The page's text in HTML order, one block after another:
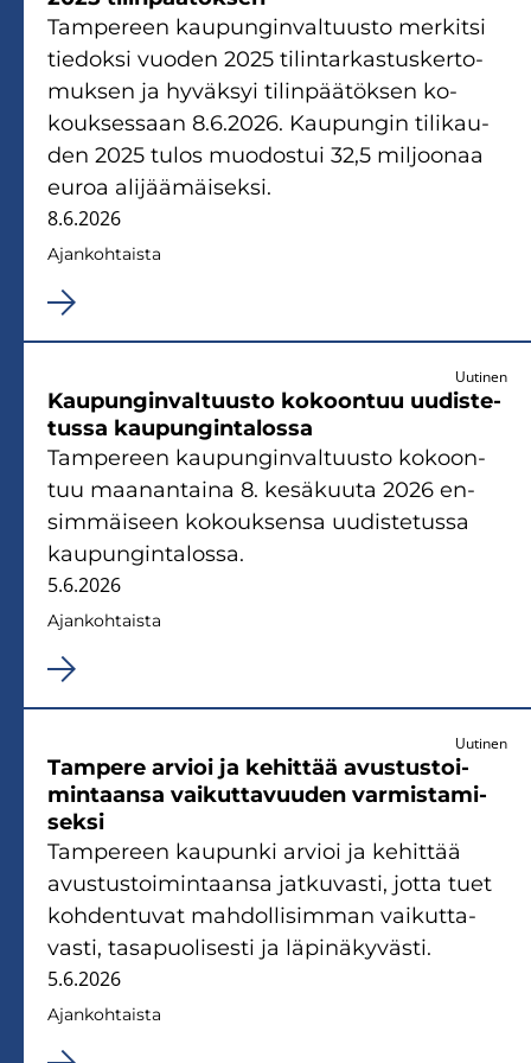
Tam­pe­reen kau­pun­gin­val­tuus­to mer­kit­si
tie­dok­si vuo­den 2025 ti­lin­tar­kas­tus­ker­to­
muk­sen ja hy­väk­syi ti­lin­pää­tök­sen ko­
kouk­ses­saan 8.6.2026. Kau­pun­gin ti­li­kau­
den 2025 tulos muo­dos­tui 32,5 mil­joo­naa
euroa ali­jää­mäi­sek­si.
8.6.2026
Ajan­koh­tais­ta
Uutinen
Kau­pun­gin­val­tuus­to ko­koon­tuu uu­dis­te­
tus­sa kau­pun­gin­ta­los­sa
Tam­pe­reen kau­pun­gin­val­tuus­to ko­koon­
tuu maa­nan­tai­na 8. ke­sä­kuu­ta 2026 en­
sim­mäi­seen ko­kouk­sen­sa uu­dis­te­tus­sa
kau­pun­gin­ta­los­sa.
5.6.2026
Ajan­koh­tais­ta
Uutinen
Tam­pe­re ar­vioi ja ke­hit­tää avus­tus­toi­
min­taan­sa vai­kut­ta­vuu­den var­mis­ta­mi­
sek­si
Tam­pe­reen kau­pun­ki ar­vioi ja ke­hit­tää
avus­tus­toi­min­taan­sa jat­ku­vas­ti, jotta tuet
koh­den­tu­vat mah­dol­li­sim­man vai­kut­ta­
vas­ti, tas­a­puo­li­ses­ti ja lä­pi­nä­ky­väs­ti.
5.6.2026
Ajan­koh­tais­ta